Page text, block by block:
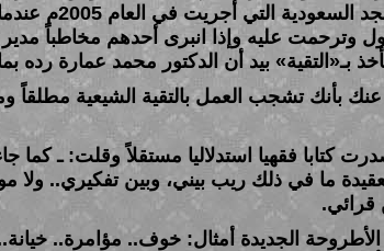
والجماعة في فضائية قناة المجد السعودية التي أُجريت في العام
وترحمت عليه وإذا انبرى أحدهم مخاطباً مدير
بـ«التقية» بيد أن الدكتور محمد عمارة رده
بأنك تشجب العمل بالتقية الشيعية مطلقاً
في العام 1414هـ أصدرت كتابا فقهيا استدلاليا مستقلاً وقلت: ـ
ما في ذلك ريب بيني، وبين تفكيري.. ولا
قرائي.
الجديدة أمثال: خوف.‏. مؤامرة.. خيانة..